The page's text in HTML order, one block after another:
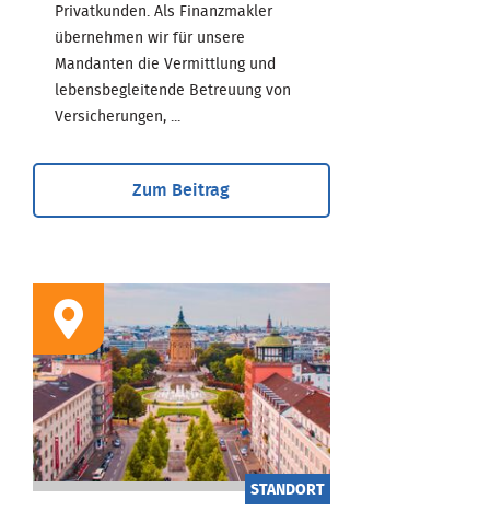
Privatkunden. Als Finanzmakler
übernehmen wir für unsere
Mandanten die Vermittlung und
lebensbegleitende Betreuung von
Versicherungen, ...
Zum Beitrag
STANDORT